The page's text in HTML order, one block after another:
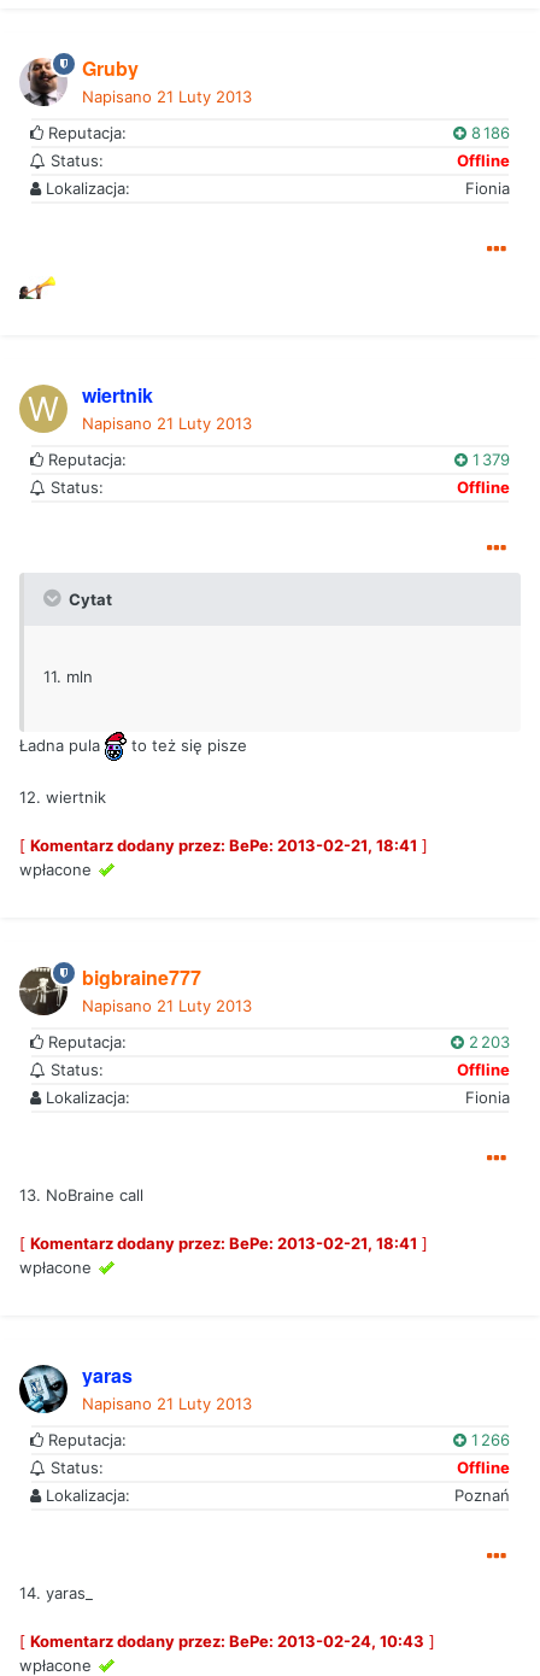
Gruby
Napisano 21 Luty 2013
Reputacja:
8 186
Status:
Offline
Lokalizacja:
Fionia
wiertnik
Napisano 21 Luty 2013
Reputacja:
1 379
Status:
Offline
Cytat
11. mln
Ładna pula to też się pisze
12. wiertnik
[ Komentarz dodany przez: BePe: 2013-02-21, 18:41 ]
wpłacone
bigbraine777
Napisano 21 Luty 2013
Reputacja:
2 203
Status:
Offline
Lokalizacja:
Fionia
13. NoBraine call
[ Komentarz dodany przez: BePe: 2013-02-21, 18:41 ]
wpłacone
yaras
Napisano 21 Luty 2013
Reputacja:
1 266
Status:
Offline
Lokalizacja:
Poznań
14. yaras_
[ Komentarz dodany przez: BePe: 2013-02-24, 10:43 ]
wpłacone